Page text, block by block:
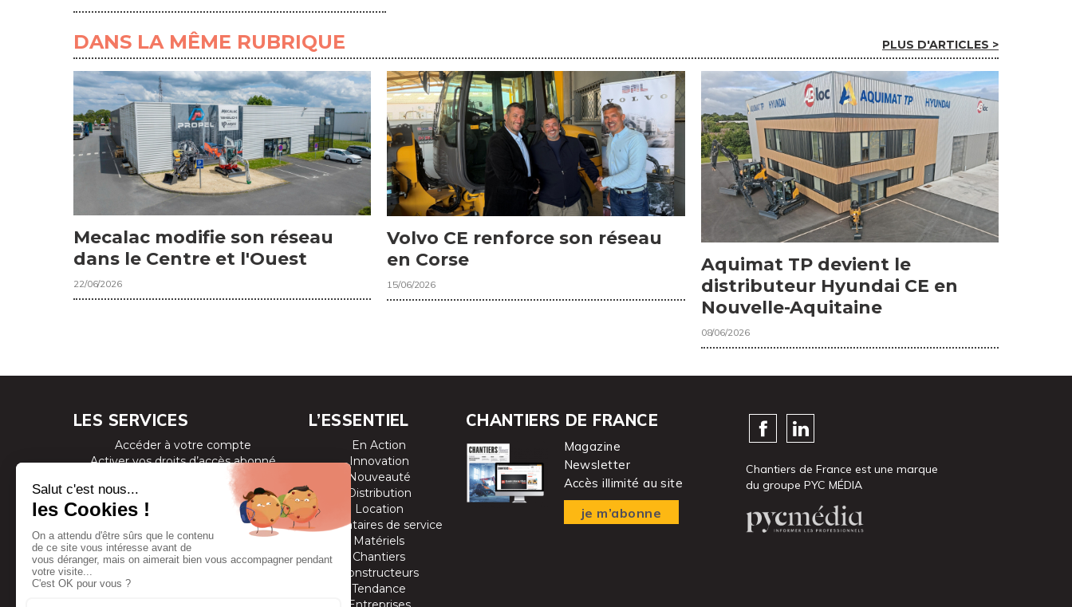
DANS LA MÊME RUBRIQUE PLUS D'ARTICLES >
Mecalac modifie son réseau
dans le Centre et l'Ouest
22/06/2026
Volvo CE renforce son réseau
en Corse
15/06/2026
Aquimat TP devient le
distributeur Hyundai CE en
Nouvelle-Aquitaine
08/06/2026
LES SERVICES
Accéder à votre compte
Activer vos droits d’accès abonné
Consulter les magazines
S’inscrire aux newsletters
Devenir annonceur
Se connecter à l’extranet annonceur
Nous contacter
L’ESSENTIEL
En Action
Innovation
Nouveauté
Distribution
Location
Prestataires de service
Matériels
Chantiers
Constructeurs
Tendance
CHANTIERS DE FRANCE
Magazine
Newsletter
Accès illimité au site
je m’abonne
Chantiers de France est une marque
du groupe PYC MÉDIA